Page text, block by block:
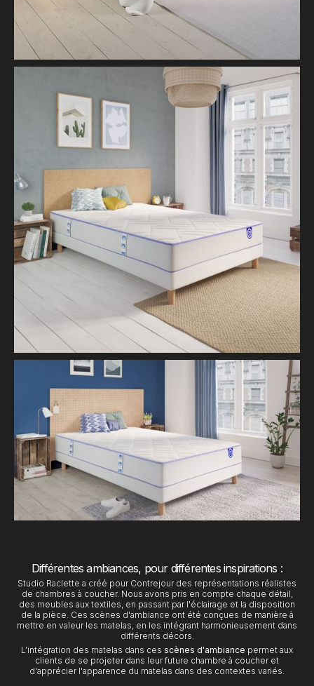
Différentes ambiances, pour différentes inspirations :
Studio Raclette a créé pour Contrejour des représentations réalistes
de chambres à coucher. Nous avons pris en compte chaque détail,
des meubles aux textiles, en passant par l'éclairage et la disposition
de la pièce. Ces scènes d'ambiance ont été conçues de manière à
mettre en valeur les matelas, en les intégrant harmonieusement dans
différents décors.
L'intégration des matelas dans ces scènes d'ambiance permet aux
clients de se projeter dans leur future chambre à coucher et
d'apprécier l'apparence du matelas dans des contextes variés.